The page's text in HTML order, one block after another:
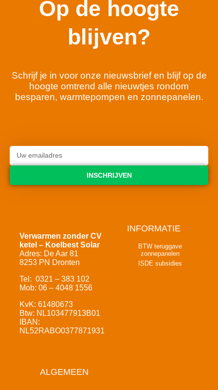
Op de hoogte
blijven?
Schrijf je in voor onze nieuwsbrief en blijf op de
hoogte omtrend alle nieuwtjes rondom
besparen, warmtepompen en zonnepanelen.
INSCHRIJVEN
Verwarmen zonder CV
ketel – Koelbest Solar
Adres: De Aar 81
8253 PN Dronten
Tel: 0321 – 383 102
Mob: 06 – 4048 1556
KvK: 61480673
Btw: NL103477913B01
IBAN:
NL52RABO0377871931
INFORMATIE
BTW teruggave
zonnepanelen
ISDE subsidies
ALGEMEEN